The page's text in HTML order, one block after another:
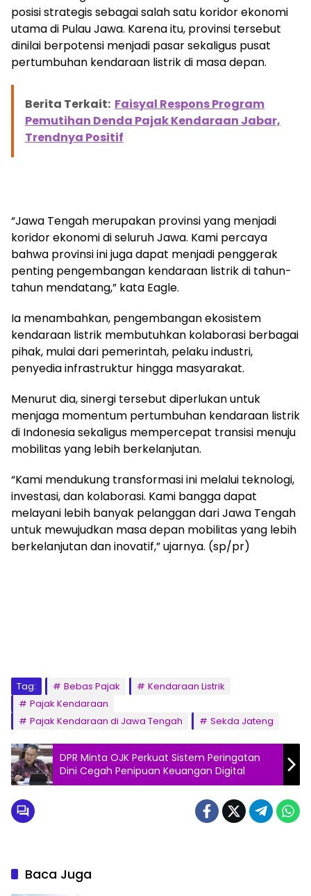
posisi strategis sebagai salah satu koridor ekonomi
utama di Pulau Jawa. Karena itu, provinsi tersebut
dinilai berpotensi menjadi pasar sekaligus pusat
pertumbuhan kendaraan listrik di masa depan.
Berita Terkait: Faisyal Respons Program
Pemutihan Denda Pajak Kendaraan Jabar,
Trendnya Positif
“Jawa Tengah merupakan provinsi yang menjadi
koridor ekonomi di seluruh Jawa. Kami percaya
bahwa provinsi ini juga dapat menjadi penggerak
penting pengembangan kendaraan listrik di tahun-
tahun mendatang,” kata Eagle.
Ia menambahkan, pengembangan ekosistem
kendaraan listrik membutuhkan kolaborasi berbagai
pihak, mulai dari pemerintah, pelaku industri,
penyedia infrastruktur hingga masyarakat.
Menurut dia, sinergi tersebut diperlukan untuk
menjaga momentum pertumbuhan kendaraan listrik
di Indonesia sekaligus mempercepat transisi menuju
mobilitas yang lebih berkelanjutan.
“Kami mendukung transformasi ini melalui teknologi,
investasi, dan kolaborasi. Kami bangga dapat
melayani lebih banyak pelanggan dari Jawa Tengah
untuk mewujudkan masa depan mobilitas yang lebih
berkelanjutan dan inovatif,” ujarnya. (sp/pr)
Tag: Bebas Pajak
Kendaraan Listrik
Pajak Kendaraan
Pajak Kendaraan di Jawa Tengah
Sekda Jateng
DPR Minta OJK Perkuat Sistem Peringatan
Dini Cegah Penipuan Keuangan Digital
Baca Juga